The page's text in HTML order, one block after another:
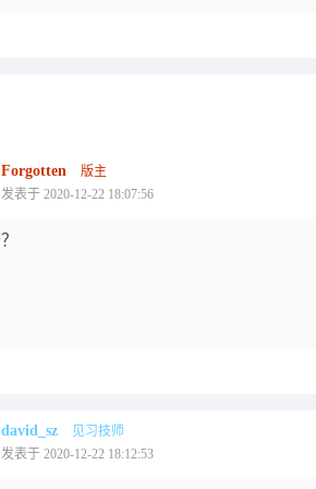
Forgotten
版主
发表于 2020-12-22 18:07:56
david_sz
见习技师
发表于 2020-12-22 18:12:53